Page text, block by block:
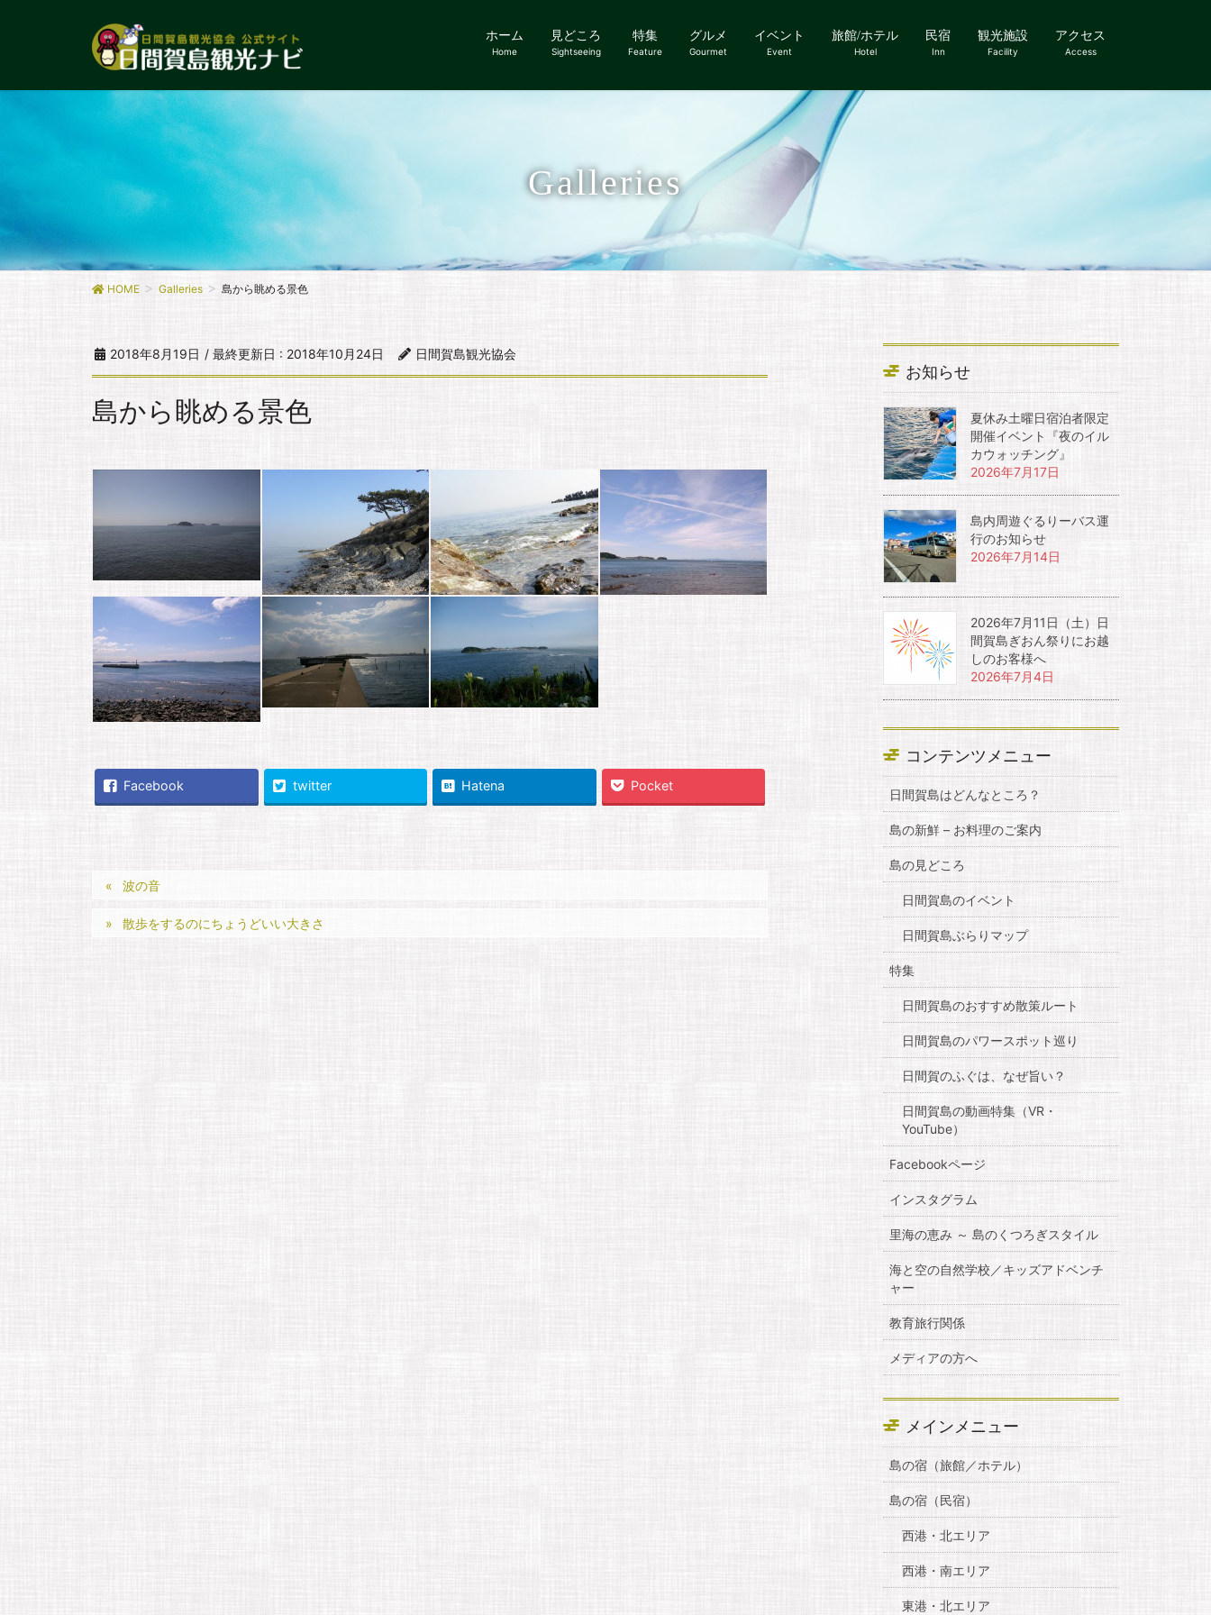
ホーム
Home
見どころ
Sightseeing
特集
Feature
グルメ
Gourmet
イベント
Event
旅館/ホテル
Hotel
民宿
Inn
観光施設
Facility
アクセス
Access
Galleries
HOME Galleries 島から眺める景色
2018年8月19日 / 最終更新日 : 2018年10月24日 日間賀島観光協会
島から眺める景色
Facebook twitter Hatena Pocket
波の音
散歩をするのにちょうどいい大きさ
お知らせ
夏休み土曜日宿泊者限定
開催イベント『夜のイル
カウォッチング』
2026年7月17日
島内周遊ぐるりーバス運
行のお知らせ
2026年7月14日
2026年7月11日（土）日
間賀島ぎおん祭りにお越
しのお客様へ
2026年7月4日
コンテンツメニュー
日間賀島はどんなところ？
島の新鮮 – お料理のご案内
島の見どころ
日間賀島のイベント
日間賀島ぶらりマップ
特集
日間賀島のおすすめ散策ルート
日間賀島のパワースポット巡り
日間賀のふぐは、なぜ旨い？
日間賀島の動画特集（VR・
YouTube）
Facebookページ
インスタグラム
里海の恵み ～ 島のくつろぎスタイル
海と空の自然学校／キッズアドベンチ
ャー
教育旅行関係
メディアの方へ
メインメニュー
島の宿（旅館／ホテル）
島の宿（民宿）
西港・北エリア
西港・南エリア
東港・北エリア